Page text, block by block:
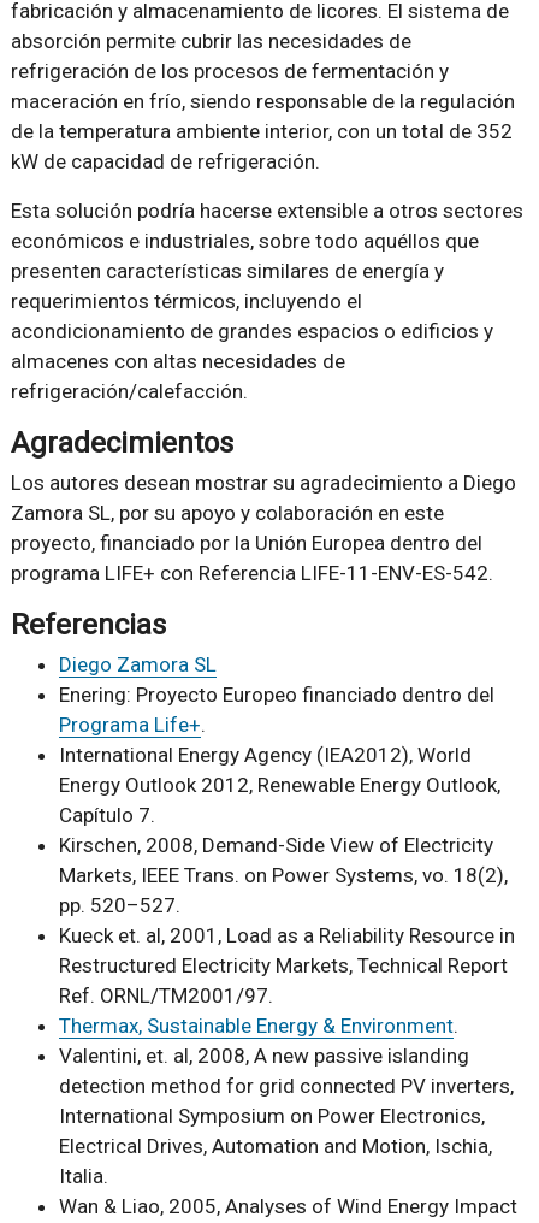
fabricación y almacenamiento de licores. El sistema de
absorción permite cubrir las necesidades de
refrigeración de los procesos de fermentación y
maceración en frío, siendo responsable de la regulación
de la temperatura ambiente interior, con un total de 352
kW de capacidad de refrigeración.
Esta solución podría hacerse extensible a otros sectores
económicos e industriales, sobre todo aquéllos que
presenten características similares de energía y
requerimientos térmicos, incluyendo el
acondicionamiento de grandes espacios o edificios y
almacenes con altas necesidades de
refrigeración/calefacción.
Agradecimientos
Los autores desean mostrar su agradecimiento a Diego
Zamora SL, por su apoyo y colaboración en este
proyecto, financiado por la Unión Europea dentro del
programa LIFE+ con Referencia LIFE-11-ENV-ES-542.
Referencias
Diego Zamora SL
Enering: Proyecto Europeo financiado dentro del
Programa Life+.
International Energy Agency (IEA2012), World
Energy Outlook 2012, Renewable Energy Outlook,
Capítulo 7.
Kirschen, 2008, Demand-Side View of Electricity
Markets, IEEE Trans. on Power Systems, vo. 18(2),
pp. 520–527.
Kueck et. al, 2001, Load as a Reliability Resource in
Restructured Electricity Markets, Technical Report
Ref. ORNL/TM2001/97.
Thermax, Sustainable Energy & Environment.
Valentini, et. al, 2008, A new passive islanding
detection method for grid connected PV inverters,
International Symposium on Power Electronics,
Electrical Drives, Automation and Motion, Ischia,
Italia.
Wan & Liao, 2005, Analyses of Wind Energy Impact